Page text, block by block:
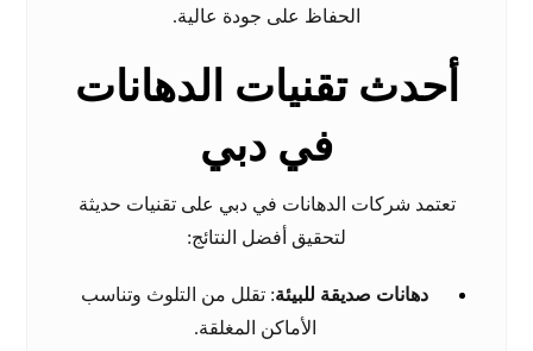
الحفاظ على جودة عالية.
أحدث تقنيات الدهانات
في دبي
تعتمد شركات الدهانات في دبي على تقنيات حديثة
لتحقيق أفضل النتائج:
دهانات صديقة للبيئة: تقلل من التلوث وتناسب
الأماكن المغلقة.